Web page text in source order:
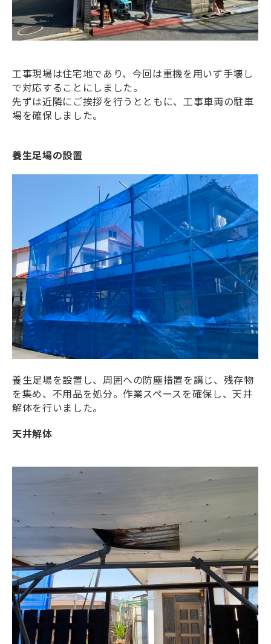
工事現場は住宅地であり、今回は重機を用いず手壊し
で対応することにしました。
先ずは近隣にご挨拶を行うとともに、工事車両の駐車
場を確保しました。
養生足場の設置
養生足場を設置し、周囲への防塵措置を講じ、残存物
を集め、不用品を処分。作業スペースを確保し、天井
解体を行いました。
天井解体